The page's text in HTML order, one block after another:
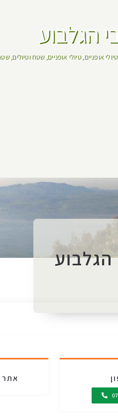
הגלבוע
טיולי אופניים טיולי אופניים שטח וטיולים
הגלבוע
אתר